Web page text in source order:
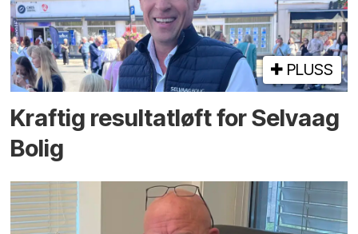
PLUSS
Kraftig resultatløft for Selvaag
Bolig